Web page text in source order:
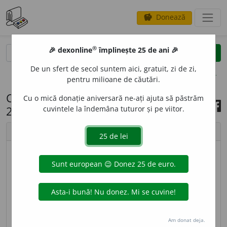
savings Donează
opțiuni
Cuvântul zilei, 21 septembrie
2022
© imagine
ispisoace, s. n.(Înv.) Hrisov, document
vechi. – Dinrus.spisok.
acțiuni
🎉 dexonline® împlinește 25 de ani 🎉
De un sfert de secol suntem aici, gratuit, zi de zi,
pentru milioane de căutări.
Cu o mică donație aniversară ne-ați ajuta să păstrăm
cuvintele la îndemâna tuturor și pe viitor.
Am donat deja.